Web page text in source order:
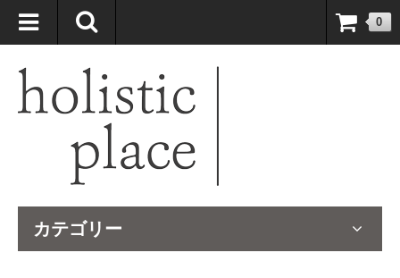
自然療法大国のオーストラリアより、臨床経験＆知識の豊富なナチュ
ロパスが厳選したサプリメントや ナチュラルグッズをお届けします！
0
カテゴリー